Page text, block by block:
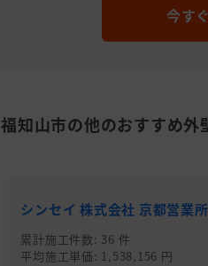
今す
福知山市の他のおすすめ外
シンセイ 株式会社 京都営業
累計施工件数: 36 件
平均施工単価: 1,538,156 円